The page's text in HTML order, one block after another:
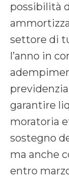
possibilità
settore di
l’anno in
garantire
moratoria
sostegno
ma anche
entro